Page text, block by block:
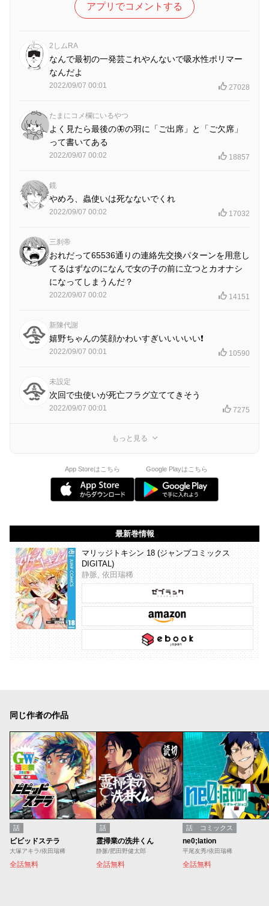
アプリでコメントする
2しムRA
なんで最初の一発芸これやんないで吸水性ポリマー
なんだよ
2022/09/07 00:01 27028
たまにコメ欄にいるやつ
よく見たら最後の🦋の羽に「ご出席」と「ご欠席」
って書いてある
2022/09/07 00:02 18857
鏡
やめろ、蟲使いは死なないでくれ
2022/09/07 00:02 17032
三刹帝
おれだって65536通りの連絡先交換パターンを用意し
てるはずなのになんで女の子の前に立つとカオナシ
になってしまうんだ？
2022/09/07 00:02 14151
新陳代謝
嬉野ちゃんの笑顔かわいすぎいいいいい❗
2022/09/07 00:01 10590
未設定
次回で虫使いが死亡フラグ立ててきそう
2022/09/07 00:01 7275
もっと見る
App Storeはこちら Google Playはこちら
最新巻情報
マリッジトキシン 18 (ジャンプコミックス
DIGITAL)
静脈, 依田瑞稀
同じ作者の作品
話
ビビッドステラ
大塚アキラ/依田瑞稀
全話無料
話
霊掃業の洗井くん
静脈/肥田野健太郎
全話無料
話 コミックス
ne0;lation
平尾友秀/依田瑞稀
全話無料